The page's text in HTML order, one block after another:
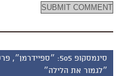
סינמסקופ 505:
״לגמור את הלילה״